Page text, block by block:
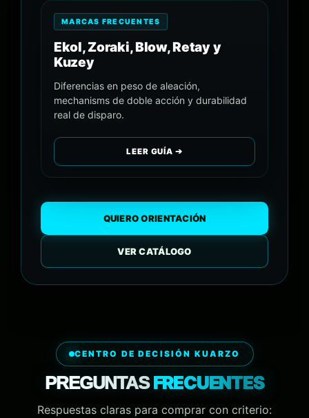
MARCAS FRECUENTES
Ekol, Zoraki, Blow, Retay y
Kuzey
Diferencias en peso de aleación,
mechanisms de doble acción y durabilidad
real de disparo.
LEER GUÍA ➔
QUIERO ORIENTACIÓN
VER CATÁLOGO
CENTRO DE DECISIÓN KUARZO
PREGUNTASFRECUENTES
Respuestas claras para comprar con criterio: